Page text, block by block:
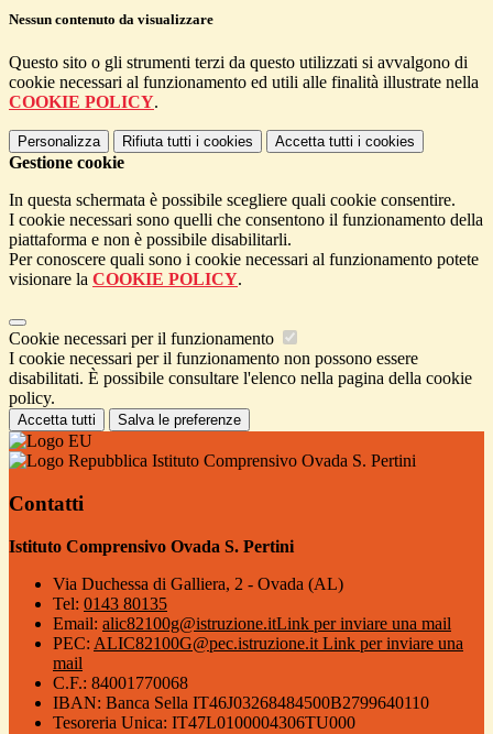
Nessun contenuto da visualizzare
Questo sito o gli strumenti terzi da questo utilizzati si avvalgono di
cookie necessari al funzionamento ed utili alle finalità illustrate nella
COOKIE POLICY.
Personalizza Rifiuta tutti i cookies Accetta tutti i cookies
Gestione cookie
In questa schermata è possibile scegliere quali cookie consentire.
I cookie necessari sono quelli che consentono il funzionamento della
piattaforma e non è possibile disabilitarli.
Per conoscere quali sono i cookie necessari al funzionamento potete
visionare la COOKIE POLICY.
Cookie necessari per il funzionamento
I cookie necessari per il funzionamento non possono essere
disabilitati. È possibile consultare l'elenco nella pagina della cookie
policy.
Accetta tutti Salva le preferenze
Istituto Comprensivo Ovada S. Pertini
Contatti
Istituto Comprensivo Ovada S. Pertini
Via Duchessa di Galliera, 2 - Ovada (AL)
Tel: 0143 80135
Email: alic82100g@istruzione.itLink per inviare una mail
PEC: ALIC82100G@pec.istruzione.it Link per inviare una
mail
C.F.: 84001770068
IBAN: Banca Sella IT46J03268484500B2799640110
Tesoreria Unica: IT47L0100004306TU000